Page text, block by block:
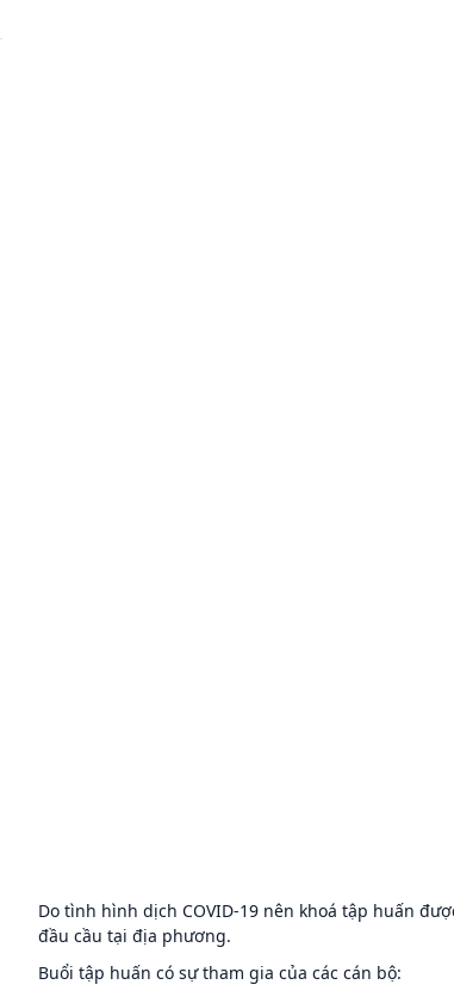
Do tình hình dịch COVID-19 nên khoá tập huấn
đầu cầu tại địa phương.
Buổi tập huấn có sự tham gia của các cán bộ: